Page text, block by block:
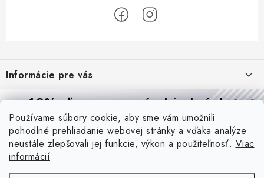
Používame súbory cookie, aby sme vám umožnili
pohodlné prehliadanie webovej stránky a vďaka analýze
neustále zlepšovali jej funkcie, výkon a použiteľnosť. Viac
informácií
p
ä
Informácie pre vás
Reklamácie a formulár na odstúpenie od zmluvy
Obchodné podmienky
Podmienky ochrany osobných údajov
O nás - MEGALED & JANTON Zákamenné
Blog
PIR vs. mikrovlnný senzor: ktorý je lepší a kedy ho použiť? +
vysvetlenie daylight senzoru
10% zľavana prvú objednávku
Prihláste sa azískajtezľavu aj praktické tipy,vďaka ktorým
budete svietiť lepšie a platiť menej.